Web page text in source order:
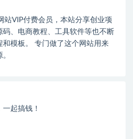
站VIP付费会员，本站分享创业项
码、电商教程、工具软件等也不断
和模板。 专门做了这个网站用来
起搞钱！